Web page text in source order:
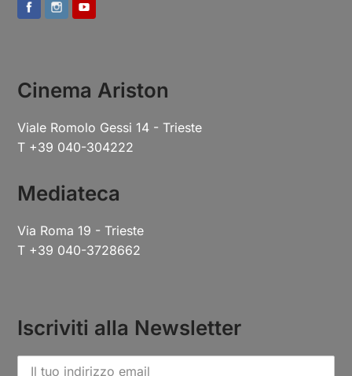
Cinema Ariston
Viale Romolo Gessi 14 - Trieste
T +39 040-304222
Mediateca
Via Roma 19 - Trieste
T +39 040-3728662
Iscriviti alla Newsletter